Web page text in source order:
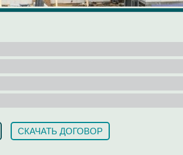
СКАЧАТЬ ДОГОВОР